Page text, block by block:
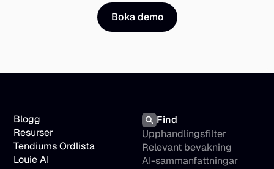
Boka demo
Blogg
Resurser
Tendiums Ordlista
Louie AI
Find
Upphandlingsfilter
Relevant bevakning
AI-sammanfattningar